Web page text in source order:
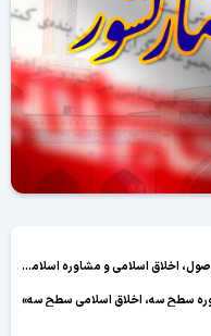
پذیرش رشته های تخصصی «تفسیر،مدرسی فقه و اصول، اخلاق اسلامی و مشاوره اسلامی»
سه، اخلاق اسلامی سطح سه»